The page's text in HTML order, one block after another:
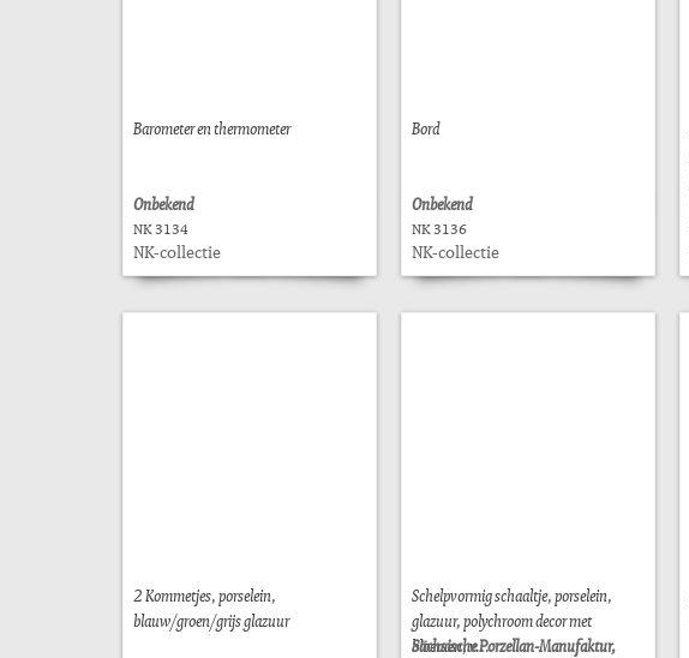
Barometer en thermometer
Onbekend
NK 3134
NK-collectie
Bord
Onbekend
NK 3136
NK-collectie
2 Kommetjes, porselein,
blauw/groen/grijs glazuur
Schelpvormig schaaltje, porselein,
glazuur, polychroom decor met
bloemen, v...
Sächsische Porzellan-Manufaktur,